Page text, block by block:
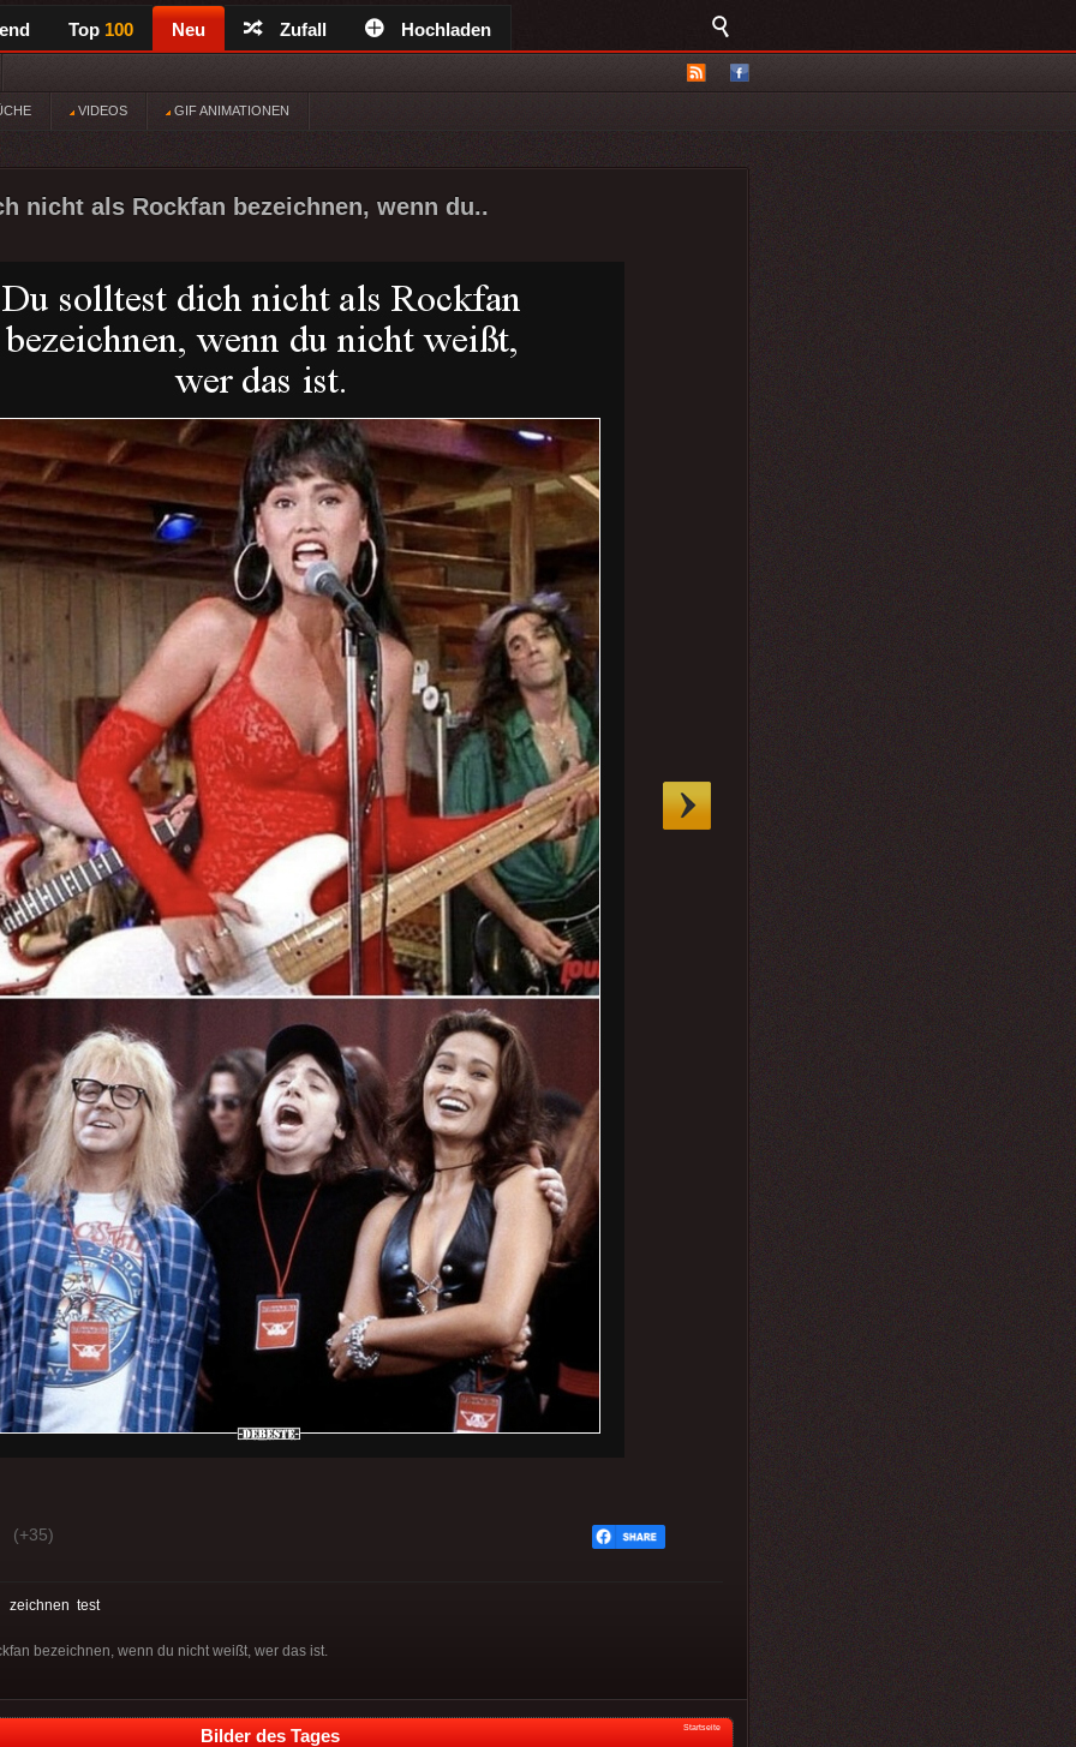
Top 100 Neu Zufall Hochladen
VIDEOS GIF ANIMATIONEN
nicht als Rockfan bezeichnen, wenn du..
(+35)
zeichnen test
bezeichnen, wenn du nicht weißt, wer das ist.
Bilder des Tages Startseite